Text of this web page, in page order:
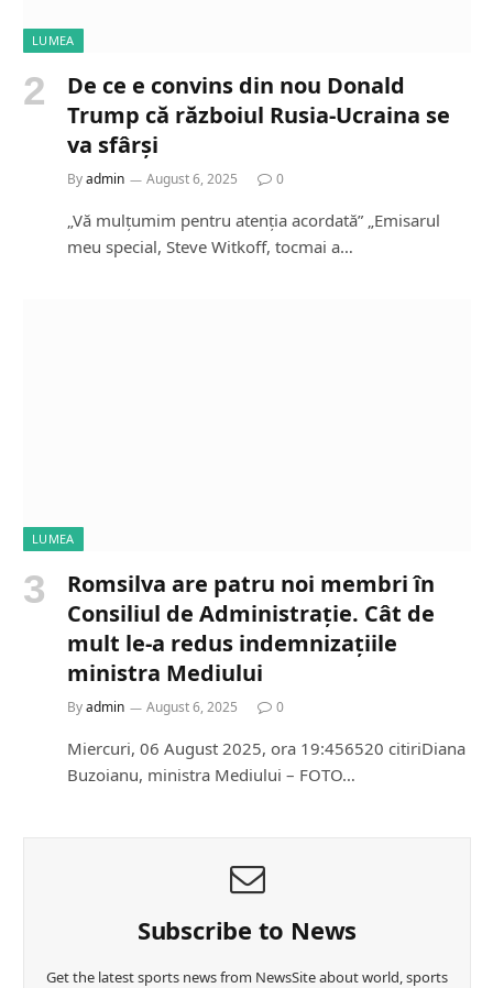
LUMEA
De ce e convins din nou Donald
Trump că războiul Rusia-Ucraina se
va sfârși
Byadmin August 6, 2025 0
„Vă mulțumim pentru atenția acordată” „Emisarul
meu special, Steve Witkoff, tocmai a…
LUMEA
Romsilva are patru noi membri în
Consiliul de Administrație. Cât de
mult le-a redus indemnizațiile
ministra Mediului
Byadmin August 6, 2025 0
Miercuri, 06 August 2025, ora 19:456520 citiriDiana
Buzoianu, ministra Mediului – FOTO…
Subscribe to News
Get the latest sports news from NewsSite about world, sports